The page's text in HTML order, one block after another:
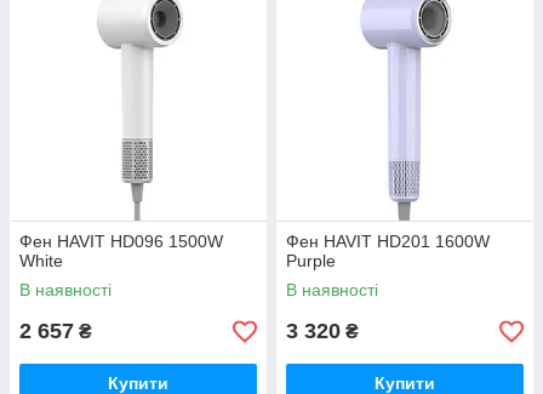
Фен HAVIT HD096 1500W
White
В наявності
2 657 ₴
Купити
Фен HAVIT HD201 1600W
Purple
В наявності
3 320 ₴
Купити